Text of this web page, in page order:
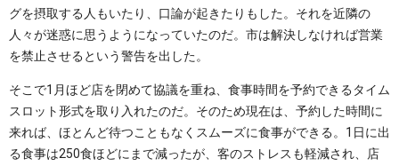
グを摂取する人もいたり、口論が起きたりもした。それを近隣の
人々が迷惑に思うようになっていたのだ。市は解決しなければ営業
を禁止させるという警告を出した。
そこで1月ほど店を閉めて協議を重ね、食事時間を予約できるタイム
スロット形式を取り入れたのだ。そのため現在は、予約した時間に
来れば、ほとんど待つこともなくスムーズに食事ができる。1日に出
る食事は250食ほどにまで減ったが、客のストレスも軽減され、店